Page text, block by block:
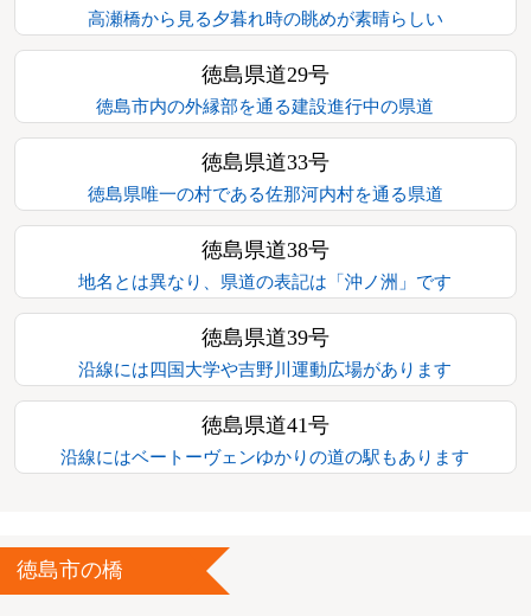
高瀬橋から見る夕暮れ時の眺めが素晴らしい
徳島県道29号
徳島市内の外縁部を通る建設進行中の県道
徳島県道33号
徳島県唯一の村である佐那河内村を通る県道
徳島県道38号
地名とは異なり、県道の表記は「沖ノ洲」です
徳島県道39号
沿線には四国大学や吉野川運動広場があります
徳島県道41号
沿線にはベートーヴェンゆかりの道の駅もあります
徳島市の橋